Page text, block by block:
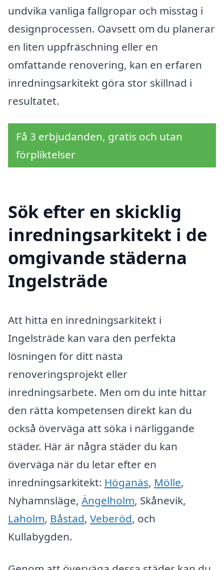
undvika vanliga fallgropar och misstag i
designprocessen. Oavsett om du planerar
en liten uppfräschning eller en
omfattande renovering, kan en erfaren
inredningsarkitekt göra stor skillnad i
resultatet.
Få 3 erbjudanden, gratis och utan
förpliktelser
Sök efter en skicklig
inredningsarkitekt i de
omgivande städerna
Ingelsträde
Att hitta en inredningsarkitekt i
Ingelsträde kan vara den perfekta
lösningen för ditt nästa
renoveringsprojekt eller
inredningsarbete. Men om du inte hittar
den rätta kompetensen direkt kan du
också överväga att söka i närliggande
städer. Här är några städer du kan
överväga när du letar efter en
inredningsarkitekt: Höganäs, Mölle,
Nyhamnsläge, Ängelholm, Skånevik,
Laholm, Båstad, Veberöd, och
Kullabygden.